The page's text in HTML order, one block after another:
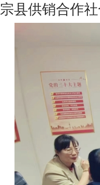
宗县供销合作